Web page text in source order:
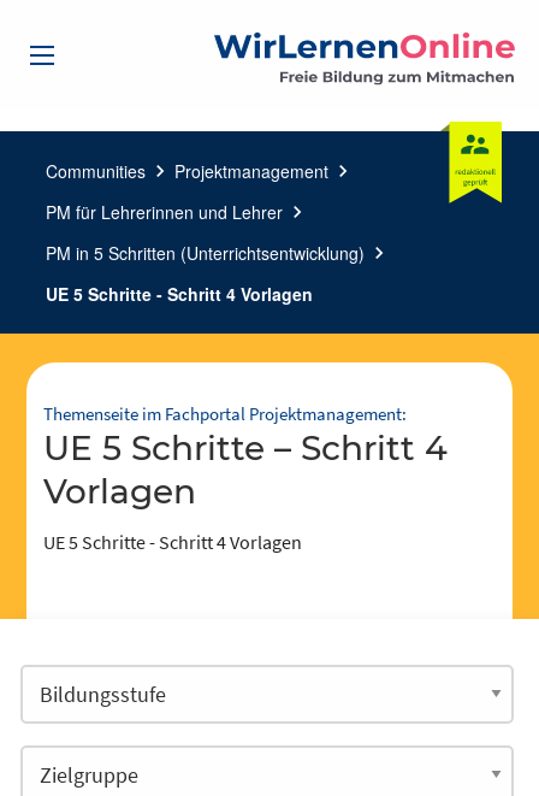
Communities chevron_right Projektmanagement chevron_right
PM für Lehrerinnen und Lehrer chevron_right
PM in 5 Schritten (Unterrichtsentwicklung) chevron_right
UE 5 Schritte - Schritt 4 Vorlagen
Themenseite im Fachportal Projektmanagement:
UE 5 Schritte – Schritt 4
Vorlagen
UE 5 Schritte - Schritt 4 Vorlagen